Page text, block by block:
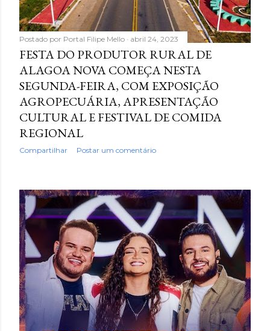
Postado por Portal Filipe Mello abril 24, 2023
FESTA DO PRODUTOR RURAL DE
ALAGOA NOVA COMEÇA NESTA
SEGUNDA-FEIRA, COM EXPOSIÇÃO
AGROPECUÁRIA, APRESENTAÇÃO
CULTURAL E FESTIVAL DE COMIDA
REGIONAL
Compartilhar Postar um comentário